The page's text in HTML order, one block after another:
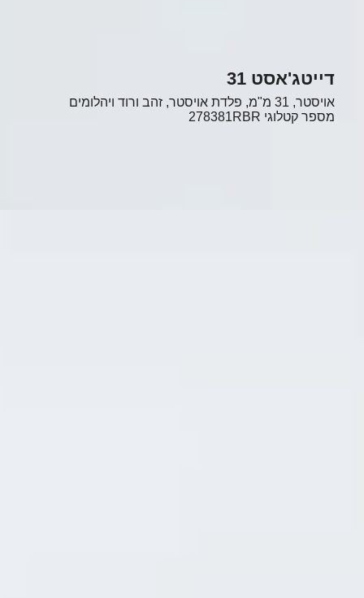
דייטג'אסט 31
אויסטר, 31 מ"מ, פלדת אויסטר, זהב ורוד ויהלומים
מספר קטלוגי 278381RBR